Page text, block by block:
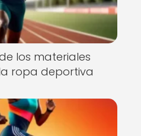
los materiales
ropa deportiva